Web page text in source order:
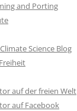
and Porting
Science Blog
auf der freien Welt
auf Facebook